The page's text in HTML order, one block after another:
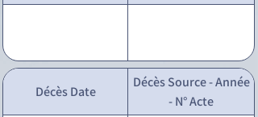
Décès Date
Décès Source - Année
- N° Acte